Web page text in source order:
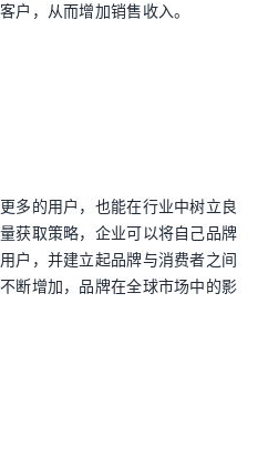
户，从而增加销售收入。
多的用户，也能在行业中树立良
获取策略，企业可以将自己品牌
户，并建立起品牌与消费者之间
断增加，品牌在全球市场中的影